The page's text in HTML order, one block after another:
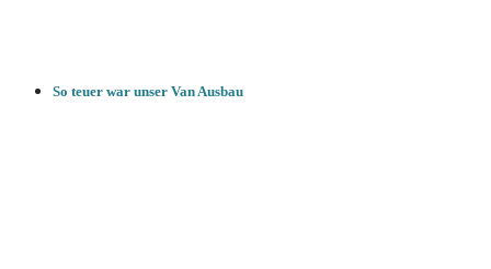
So teuer war unser Van Ausbau